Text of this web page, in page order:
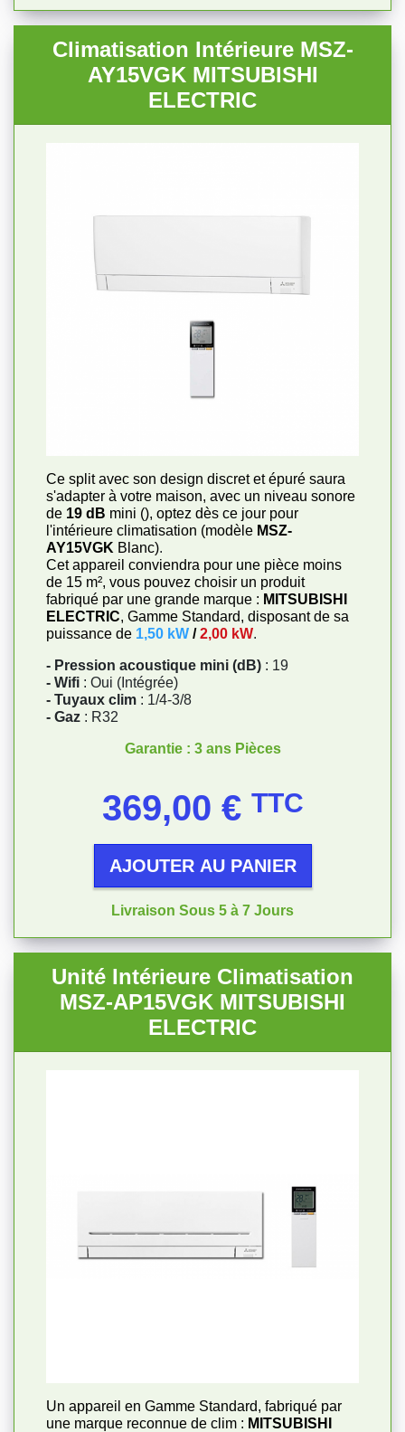
Climatisation Intérieure MSZ-
AY15VGK MITSUBISHI
ELECTRIC
Ce split avec son design discret et épuré saura
s'adapter à votre maison, avec un niveau sonore
de 19 dB mini (), optez dès ce jour pour
l'intérieure climatisation (modèle MSZ-
AY15VGK Blanc).
Cet appareil conviendra pour une pièce moins
de 15 m², vous pouvez choisir un produit
fabriqué par une grande marque : MITSUBISHI
ELECTRIC, Gamme Standard, disposant de sa
puissance de 1,50 kW /2,00 kW.
- Pression acoustique mini (dB) : 19
- Wifi : Oui (Intégrée)
- Tuyaux clim : 1/4-3/8
- Gaz : R32
Garantie : 3 ans Pièces
369,00 € TTC
AJOUTER AU PANIER
Livraison Sous 5 à 7 Jours
Unité Intérieure Climatisation
MSZ-AP15VGK MITSUBISHI
ELECTRIC
Un appareil en Gamme Standard, fabriqué par
une marque reconnue de clim : MITSUBISHI